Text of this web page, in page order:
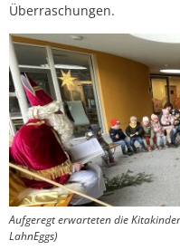
Überraschungen.
Aufgeregt erwarteten die
LahnEggs)